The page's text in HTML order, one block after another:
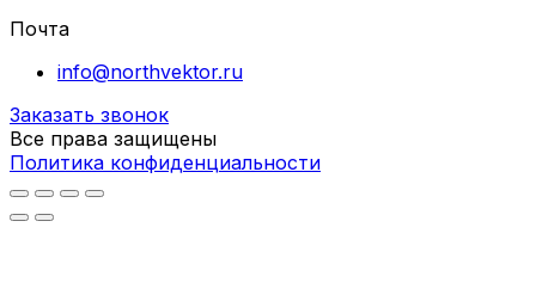
Почта
info@northvektor.ru
Заказать звонок
Все права защищены
Политика конфиденциальности